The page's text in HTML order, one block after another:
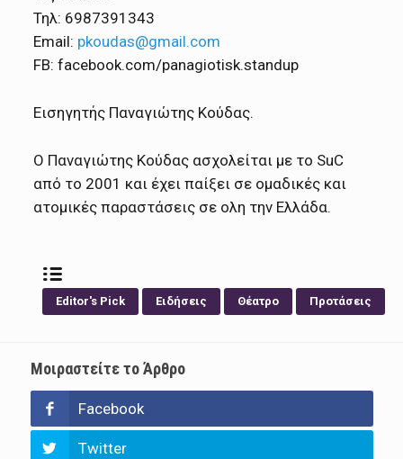
Τηλ: 6987391343
Email: pkoudas@gmail.com
FB: facebook.com/panagiotisk.standup
Εισηγητής Παναγιώτης Κούδας.
Ο Παναγιώτης Κούδας ασχολείται με το SuC
από το 2001 και έχει παίξει σε ομαδικές και
ατομικές παραστάσεις σε ολη την Ελλάδα.
Editor's Pick Ειδήσεις Θέατρο Προτάσεις
Μοιραστείτε το Άρθρο
Facebook
Twitter